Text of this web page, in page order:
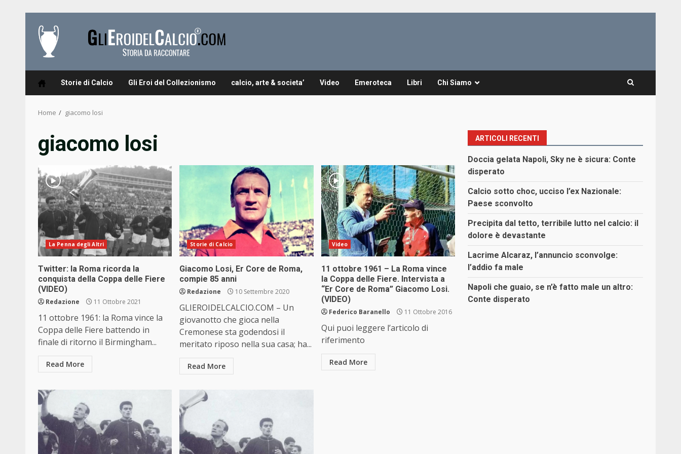
content
Storie di Calcio Gli Eroi del Collezionismo calcio, arte & societa’ Video Emeroteca Libri Chi Siamo
Home giacomo losi
giacomo losi
La Penna degli Altri
Twitter: la Roma ricorda la
conquista della Coppa delle Fiere
(VIDEO)
Redazione 11 Ottobre 2021
11 ottobre 1961: la Roma vince la
Coppa delle Fiere battendo in
finale di ritorno il Birmingham...
Read More
Storie di Calcio
Giacomo Losi, Er Core de Roma,
compie 85 anni
Redazione 10 Settembre 2020
GLIEROIDELCALCIO.COM – Un
giovanotto che gioca nella
Cremonese sta godendosi il
meritato riposo nella sua casa; ha...
Read More
Video
11 ottobre 1961 – La Roma vince
la Coppa delle Fiere. Intervista a
“Er Core de Roma” Giacomo Losi.
(VIDEO)
Federico Baranello 11 Ottobre 2016
Qui puoi leggere l’articolo di
riferimento
Read More
ARTICOLI RECENTI
Doccia gelata Napoli, Sky ne è sicura: Conte
disperato
Calcio sotto choc, ucciso l’ex Nazionale:
Paese sconvolto
Precipita dal tetto, terribile lutto nel calcio: il
dolore è devastante
Lacrime Alcaraz, l’annuncio sconvolge:
l’addio fa male
Napoli che guaio, se n’è fatto male un altro:
Conte disperato